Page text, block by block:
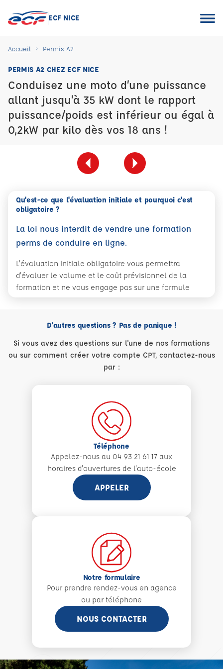
ECF NICE
Accueil Permis A2
PERMIS A2 CHEZ ECF NICE
Conduisez une moto d’une puissance
allant jusqu’à 35 kW dont le rapport
puissance/poids est inférieur ou égal à
0,2kW par kilo dès vos 18 ans !
Qu'est-ce que l'évaluation initiale et pourquoi c'est
obligatoire ?
La loi nous interdit de vendre une formation
perms de conduire en ligne.
L'évaluation initiale obligatoire vous permettra
d'évaluer le volume et le coût prévisionnel de la
formation et ne vous engage pas sur une formule
D'autres questions ? Pas de panique !
Si vous avez des questions sur l'une de nos formations
ou sur comment créer votre compte CPT, contactez-nous
par :
Téléphone
Appelez-nous au 04 93 21 61 17 aux
horaires d'ouvertures de l'auto-école
APPELER
Notre formulaire
Pour prendre rendez-vous en agence
ou par téléphone
NOUS CONTACTER